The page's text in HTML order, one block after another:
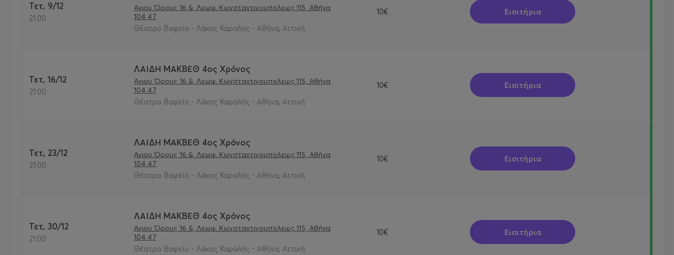
Τετ, 9/12
21:00
Αγιου Όρους 16 &, Λεωφ. Κωνσταντινουπολεως 115, Αθήνα
104 47
Θέατρο Βαφείο - Λάκης Καραλής - Αθήνα, Αττική
10€ Εισιτήρια
Τετ, 16/12
21:00
ΛΑΙΔΗ ΜΑΚΒΕΘ 4ος Xρόνoς
Αγιου Όρους 16 &, Λεωφ. Κωνσταντινουπολεως 115, Αθήνα
104 47
Θέατρο Βαφείο - Λάκης Καραλής - Αθήνα, Αττική
10€ Εισιτήρια
Τετ, 23/12
21:00
ΛΑΙΔΗ ΜΑΚΒΕΘ 4ος Xρόνoς
Αγιου Όρους 16 &, Λεωφ. Κωνσταντινουπολεως 115, Αθήνα
104 47
Θέατρο Βαφείο - Λάκης Καραλής - Αθήνα, Αττική
10€ Εισιτήρια
Τετ, 30/12
21:00
ΛΑΙΔΗ ΜΑΚΒΕΘ 4ος Xρόνoς
Αγιου Όρους 16 &, Λεωφ. Κωνσταντινουπολεως 115, Αθήνα
104 47
Θέατρο Βαφείο - Λάκης Καραλής - Αθήνα, Αττική
10€ Εισιτήρια